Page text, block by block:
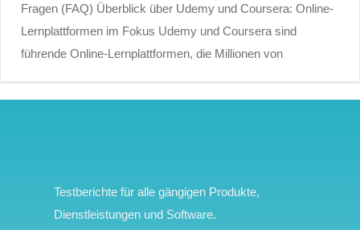
Fragen (FAQ) Überblick über Udemy und Coursera: Online-
Lernplattformen im Fokus Udemy und Coursera sind
führende Online-Lernplattformen, die Millionen von
Testberichte für alle gängigen Produkte,
Dienstleistungen und Software.